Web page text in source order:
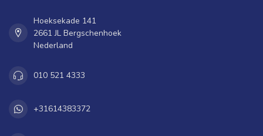
Hoeksekade 141
2661 JL Bergschenhoek
Nederland
010 521 4333
+31614383372